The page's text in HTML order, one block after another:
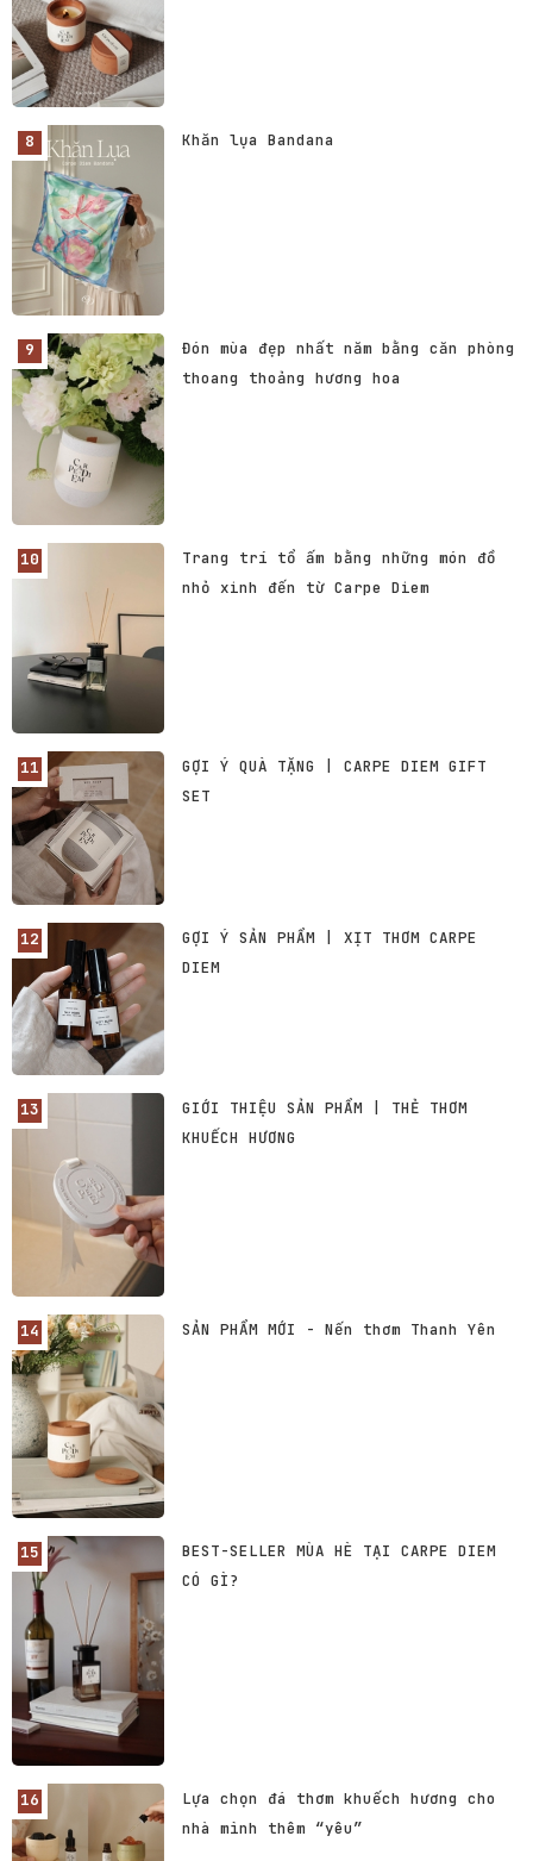
Khăn lụa Bandana
Đón mùa đẹp nhất năm bằng căn phòng
thoang thoảng hương hoa
Trang trí tổ ấm bằng những món đồ
nhỏ xinh đến từ Carpe Diem
GỢI Ý QUÀ TẶNG | CARPE DIEM GIFT
SET
GỢI Ý SẢN PHẨM | XỊT THƠM CARPE
DIEM
GIỚI THIỆU SẢN PHẨM | THẺ THƠM
KHUẾCH HƯƠNG
SẢN PHẨM MỚI - Nến thơm Thanh Yên
BEST-SELLER MÙA HÈ TẠI CARPE DIEM
CÓ GÌ?
Lựa chọn đá thơm khuếch hương cho
nhà mình thêm “yêu”